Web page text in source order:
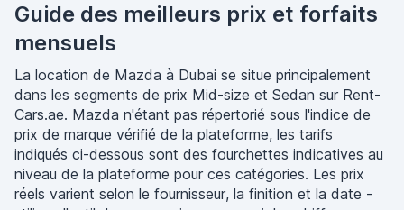
Guide des meilleurs prix et forfaits
mensuels
La location de Mazda à Dubai se situe principalement
dans les segments de prix Mid-size et Sedan sur Rent-
Cars.ae. Mazda n'étant pas répertorié sous l'indice de
prix de marque vérifié de la plateforme, les tarifs
indiqués ci-dessous sont des fourchettes indicatives au
niveau de la plateforme pour ces catégories. Les prix
réels varient selon le fournisseur, la finition et la date -